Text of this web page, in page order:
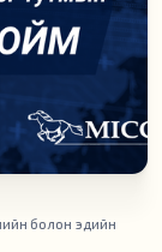
болон эдийн